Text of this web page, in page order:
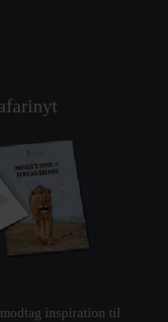
inspiration til